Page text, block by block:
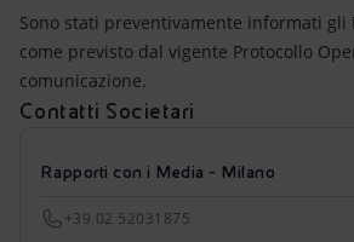
Sono stati preventivamente informati gli
come previsto dal vigente Protocollo
comunicazione.
Contatti Societari
Rapporti con i Media - Milano
+39 02 52031875